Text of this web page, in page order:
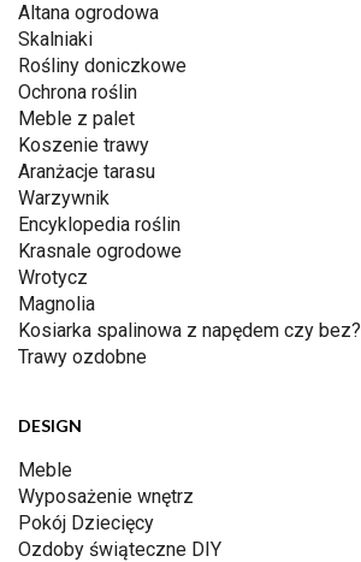
Altana ogrodowa
Skalniaki
Rośliny doniczkowe
Ochrona roślin
Meble z palet
Koszenie trawy
Aranżacje tarasu
Warzywnik
Encyklopedia roślin
Krasnale ogrodowe
Wrotycz
Magnolia
Kosiarka spalinowa z napędem czy bez?
Trawy ozdobne
DESIGN
Meble
Wyposażenie wnętrz
Pokój Dziecięcy
Ozdoby świąteczne DIY